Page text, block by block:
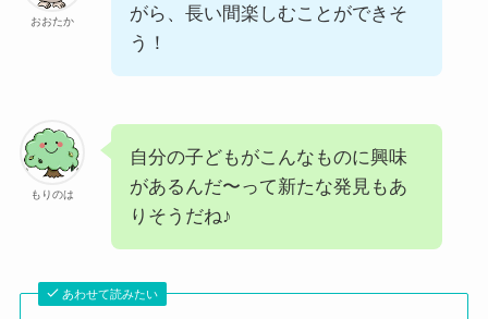
おおたか
がら、長い間楽しむことができそ
う！
もりのは
自分の子どもがこんなものに興味
があるんだ〜って新たな発見もあ
りそうだね♪
あわせて読みたい